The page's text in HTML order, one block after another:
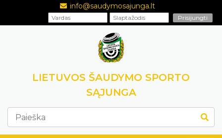
info@saudymosajunga.lt
LIETUVOS ŠAUDYMO SPORTO
SĄJUNGA